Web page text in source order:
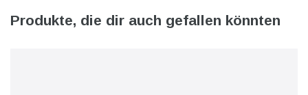
Produkte, die dir auch gefallen könnten